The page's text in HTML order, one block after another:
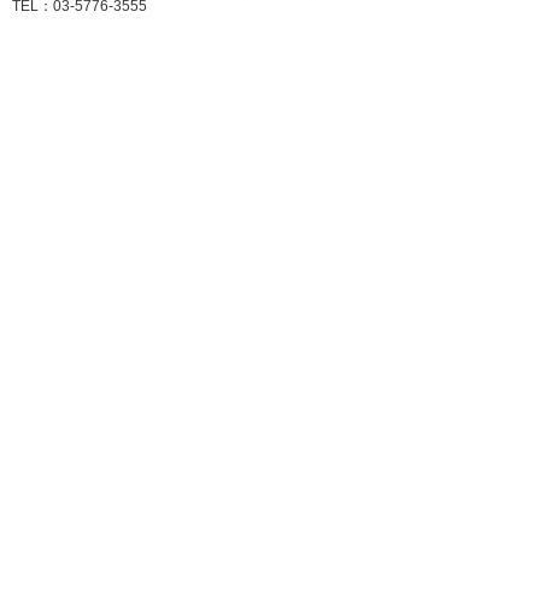
TEL：03-5776-3555